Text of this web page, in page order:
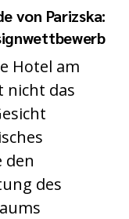
von Parizska:
Hotel am
nicht das
den
des